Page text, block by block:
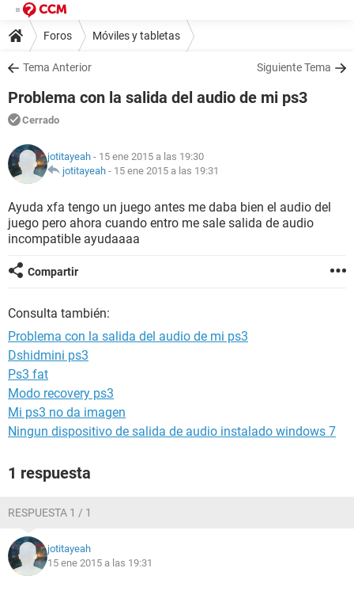
Foros Móviles y tabletas
Tema Anterior Siguiente Tema
Problema con la salida del audio de mi ps3
Cerrado
jotitayeah - 15 ene 2015 a las 19:30
jotitayeah - 15 ene 2015 a las 19:31
Ayuda xfa tengo un juego antes me daba bien el audio del
juego pero ahora cuando entro me sale salida de audio
incompatible ayudaaaa
Compartir
Consulta también:
Problema con la salida del audio de mi ps3
Dshidmini ps3
Ps3 fat
Modo recovery ps3
Mi ps3 no da imagen
Ningun dispositivo de salida de audio instalado windows 7
1 respuesta
RESPUESTA 1 / 1
jotitayeah
15 ene 2015 a las 19:31